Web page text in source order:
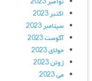
اکتبر 2023
سپتامبر 2023
آگوست 2023
جولای 2023
ژوئن 2023
می 2023